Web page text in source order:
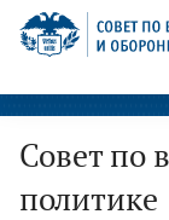
Перейти
СВОП
Совет по
политике